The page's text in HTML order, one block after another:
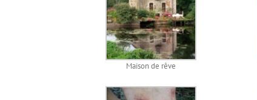
Maison de rêve